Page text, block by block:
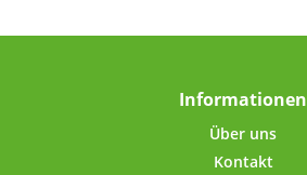
Informationen
Über uns
Kontakt